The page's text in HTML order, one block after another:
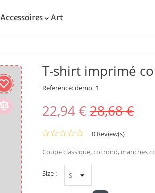
Accessoires  Art
T-shirt imprimé
Reference:demo_1
22,94 €28,68 €
0 Review(s)
Coupe classique, col rond, manches
Size :